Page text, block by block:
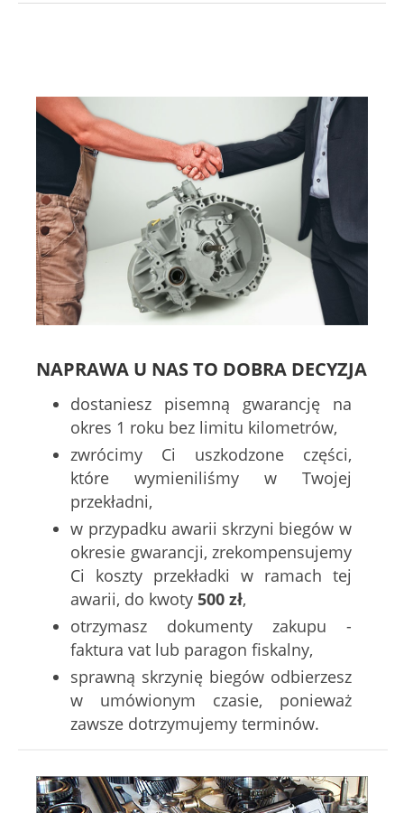
NAPRAWA U NAS TO DOBRA DECYZJA
dostaniesz pisemną gwarancję na
okres 1 roku bez limitu kilometrów,
zwrócimy Ci uszkodzone części,
które wymieniliśmy w Twojej
przekładni,
w przypadku awarii skrzyni biegów w
okresie gwarancji, zrekompensujemy
Ci koszty przekładki w ramach tej
awarii, do kwoty500 zł,
otrzymasz dokumenty zakupu -
faktura vat lub paragon fiskalny,
sprawną skrzynię biegów odbierzesz
w umówionym czasie, ponieważ
zawsze dotrzymujemy terminów.